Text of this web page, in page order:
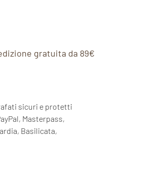
gratuita da 89€
sicuri e protetti
Masterpass,
Basilicata,